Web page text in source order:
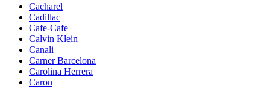
Cacharel
Cadillac
Cafe-Cafe
Calvin Klein
Canali
Carner Barcelona
Carolina Herrera
Caron